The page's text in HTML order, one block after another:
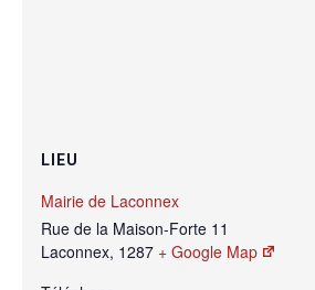
LIEU
Mairie de Laconnex
Rue de la Maison-Forte 11
Laconnex, 1287 + Google Map